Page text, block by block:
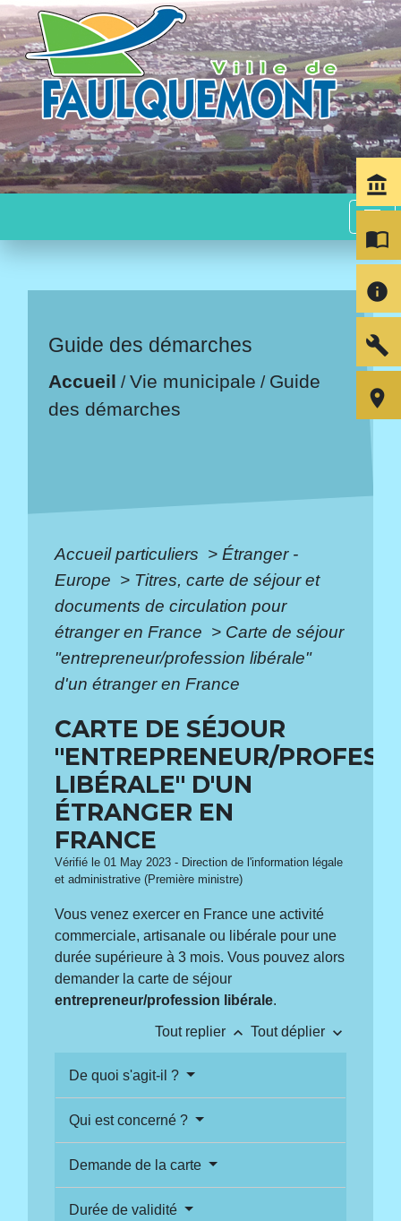
menu
Guide des démarches
Accueil /Vie municipale / Guide
des démarches
Accueil particuliers > Étranger -
Europe > Titres, carte de séjour et
documents de circulation pour
étranger en France > Carte de séjour
"entrepreneur/profession libérale"
d'un étranger en France
CARTE DE SÉJOUR
"ENTREPRENEUR/
LIBÉRALE" D'UN
ÉTRANGER EN
FRANCE
Vérifié le 01 May 2023 - Direction de l'information légale
et administrative (Première ministre)
Vous venez exercer en France une activité
commerciale, artisanale ou libérale pour une
durée supérieure à 3 mois. Vous pouvez alors
demander la carte de séjour
entrepreneur/profession libérale.
Tout replier keyboard_arrow_up Tout déplier keyboard_arrow_down
De quoi s'agit-il ?
Qui est concerné ?
Demande de la carte
Durée de validité
account_balance
import_contacts
info
build
room